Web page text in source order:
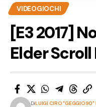
VIDEOGIOCHI
[E3 2017]
Elder
DiLUIGI CIRO "GEGGIO90"